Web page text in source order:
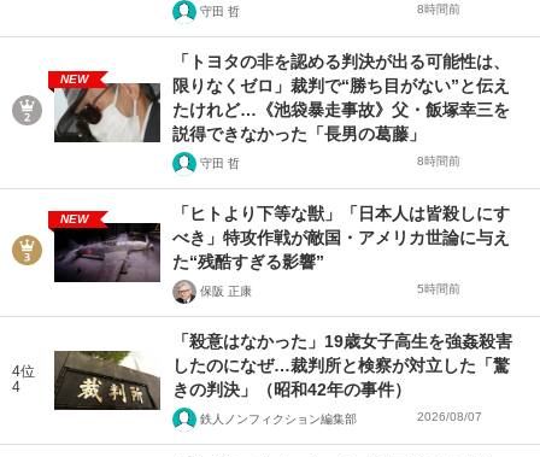
守田 哲 8時間前
NEW
「トヨタの非を認める判決が出る可能性は、
限りなくゼロ」裁判で“勝ち目がない”と伝え
たけれど…《池袋暴走事故》父・飯塚幸三を
説得できなかった「長男の葛藤」
守田 哲 8時間前
NEW
「ヒトより下等な獣」「日本人は皆殺しにす
べき」特攻作戦が敵国・アメリカ世論に与え
た“残酷すぎる影響”
保阪 正康 5時間前
4位
4
「殺意はなかった」19歳女子高生を強姦殺害
したのになぜ…裁判所と検察が対立した「驚
きの判決」（昭和42年の事件）
鉄人ノンフィクション編集部 2026/08/07